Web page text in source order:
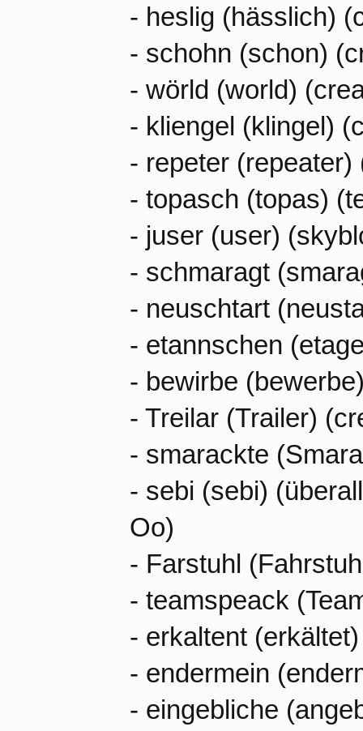
- heslig (hässlich)
- schohn (schon)
- wörld (world)
- kliengel (klingel)
- repeter (repeater)
- topasch (topas)
- juser (user)
- schmaragt
- neuschtart
- etannschen
- bewirbe
- Treilar (Trailer)
- smarackte
- sebi (sebi)
Oo)
- Farstuhl
- teamspeack
- erkaltent
- endermein
- eingebliche